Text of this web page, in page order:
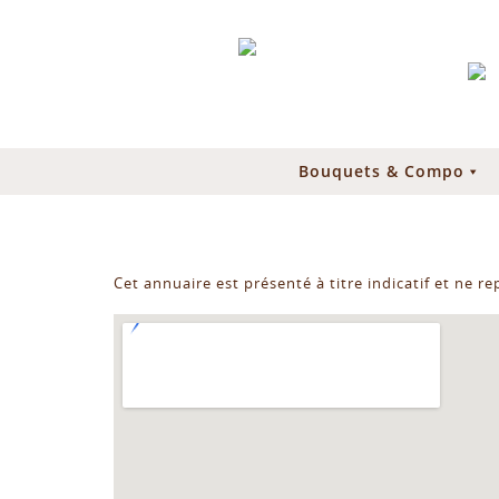
Bouquets & Compo
Cet annuaire est présenté à titre indicatif et ne